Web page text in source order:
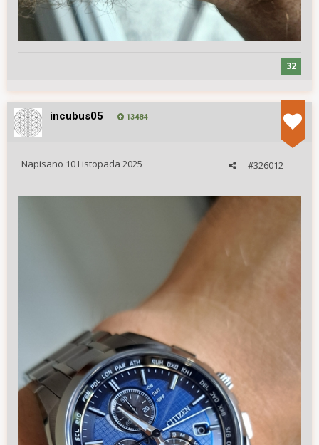
32
incubus05 13484
#326012
Napisano 10 Listopada 2025